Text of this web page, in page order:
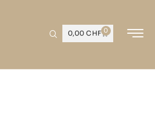
0,00CHF 0